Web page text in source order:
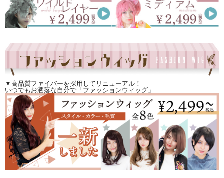
▼高品質ファイバーを採用してリニューアル！
いつでもお洒落な自分で「ファッションウィッグ」